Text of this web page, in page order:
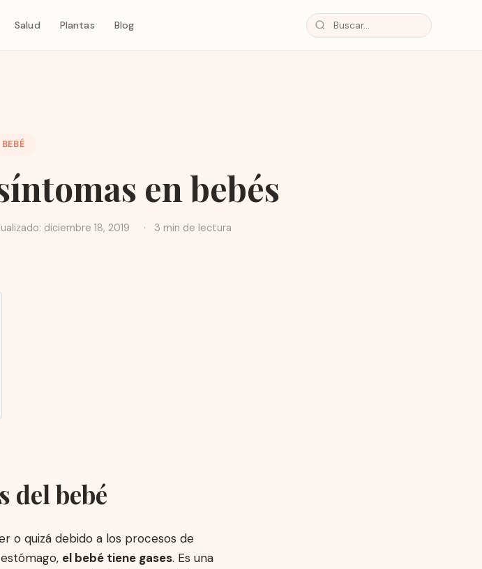
Salud Plantas Blog
BEBÉ
en bebés
diciembre 18, 2019 · 3 min de lectura
del bebé
o quizá debido a los procesos de
el bebé tiene gases. Es una